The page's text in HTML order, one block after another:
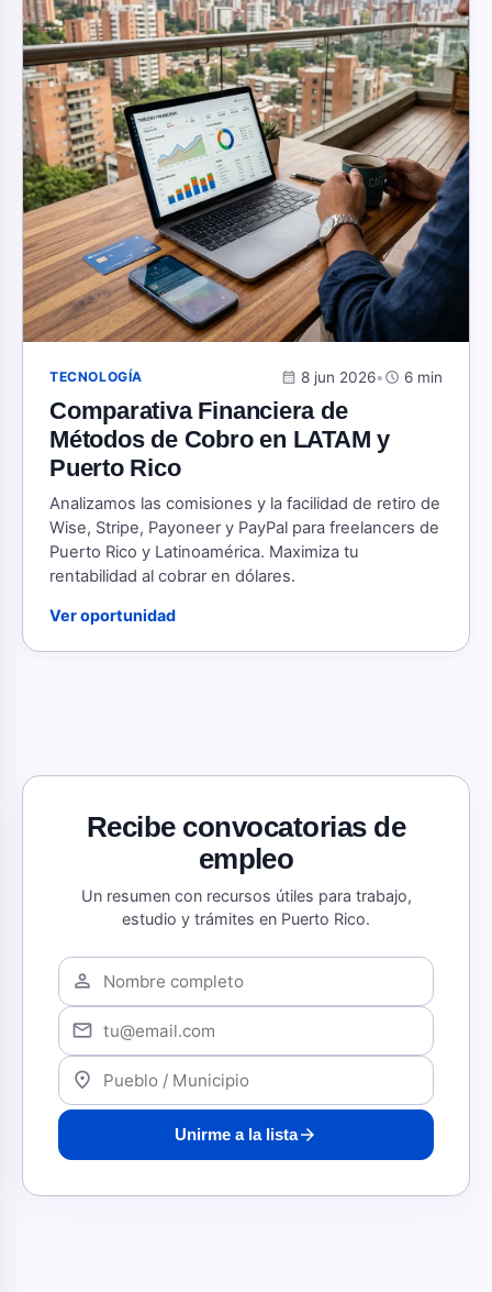
TECNOLOGÍA calendar_month 8 jun 2026•schedule 6 min
Comparativa Financiera de
Métodos de Cobro en LATAM y
Puerto Rico
Analizamos las comisiones y la facilidad de retiro de
Wise, Stripe, Payoneer y PayPal para freelancers de
Puerto Rico y Latinoamérica. Maximiza tu
rentabilidad al cobrar en dólares.
Ver oportunidad
Recibe convocatorias de
empleo
Un resumen con recursos útiles para trabajo,
estudio y trámites en Puerto Rico.
person
mail
location_on
Unirme a la listaarrow_forward